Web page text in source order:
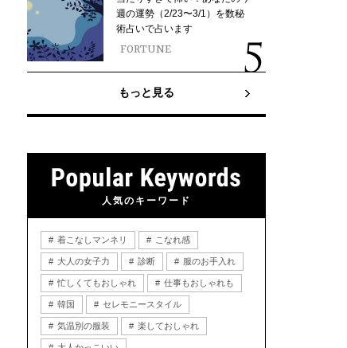
週の運勢（2/23〜3/1）を数秘
術占いで占います
FORTUNE
もっと見る
人気のキーワード
着こなしマンネリ こなれ感
大人の女子力 診断 服のお手入れ
忙しくてもおしゃれ 仕事もおしゃれも
韓国 セレモニースタイル
気温別の服装 楽しておしゃれ